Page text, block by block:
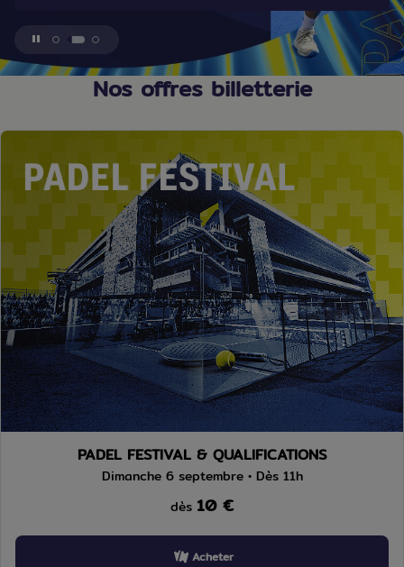
1 2 3
Nos offres billetterie
PADEL FESTIVAL & QUALIFICATIONS
Dimanche 6 septembre • Dès 11h
dès 10 €
Acheter